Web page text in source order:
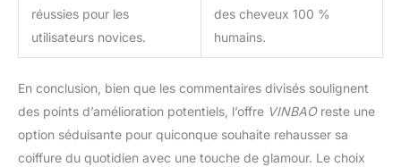
réussies pour les
utilisateurs novices.
des cheveux 100 %
humains.
En conclusion, bien que les commentaires divisés soulignent
des points d’amélioration potentiels, l’offre VINBAOreste une
option séduisante pour quiconque souhaite rehausser sa
coiffure du quotidien avec une touche de glamour. Le choix